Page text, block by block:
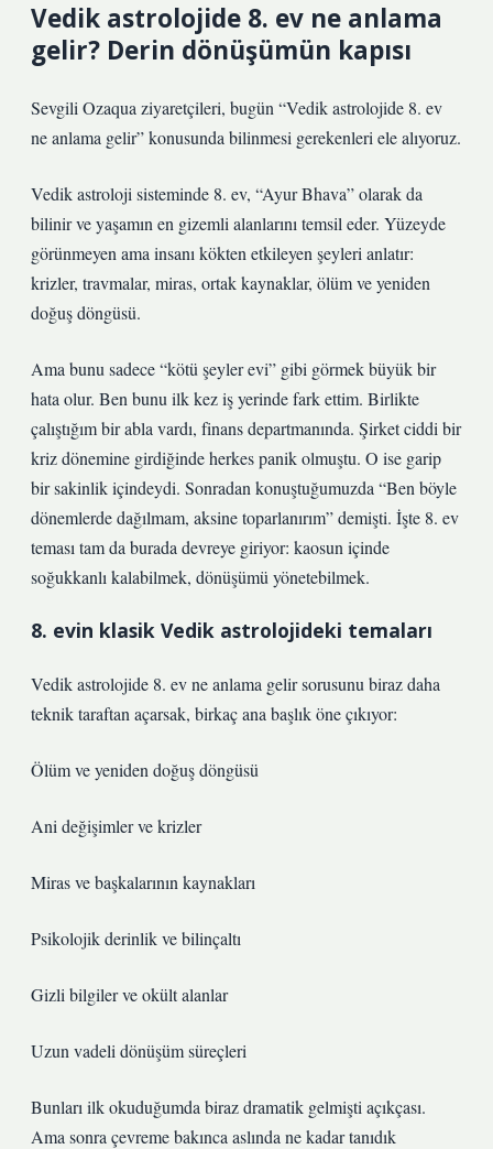
Vedik astrolojide 8. ev ne anlama
gelir? Derin dönüşümün kapısı
Sevgili Ozaqua ziyaretçileri, bugün “Vedik astrolojide 8. ev
ne anlama gelir” konusunda bilinmesi gerekenleri ele alıyoruz.
Vedik astroloji sisteminde 8. ev, “Ayur Bhava” olarak da
bilinir ve yaşamın en gizemli alanlarını temsil eder. Yüzeyde
görünmeyen ama insanı kökten etkileyen şeyleri anlatır:
krizler, travmalar, miras, ortak kaynaklar, ölüm ve yeniden
doğuş döngüsü.
Ama bunu sadece “kötü şeyler evi” gibi görmek büyük bir
hata olur. Ben bunu ilk kez iş yerinde fark ettim. Birlikte
çalıştığım bir abla vardı, finans departmanında. Şirket ciddi bir
kriz dönemine girdiğinde herkes panik olmuştu. O ise garip
bir sakinlik içindeydi. Sonradan konuştuğumuzda “Ben böyle
dönemlerde dağılmam, aksine toparlanırım” demişti. İşte 8. ev
teması tam da burada devreye giriyor: kaosun içinde
soğukkanlı kalabilmek, dönüşümü yönetebilmek.
8. evin klasik Vedik astrolojideki temaları
Vedik astrolojide 8. ev ne anlama gelir sorusunu biraz daha
teknik taraftan açarsak, birkaç ana başlık öne çıkıyor:
Ölüm ve yeniden doğuş döngüsü
Ani değişimler ve krizler
Miras ve başkalarının kaynakları
Psikolojik derinlik ve bilinçaltı
Gizli bilgiler ve okült alanlar
Uzun vadeli dönüşüm süreçleri
Bunları ilk okuduğumda biraz dramatik gelmişti açıkçası.
Ama sonra çevreme bakınca aslında ne kadar tanıdık